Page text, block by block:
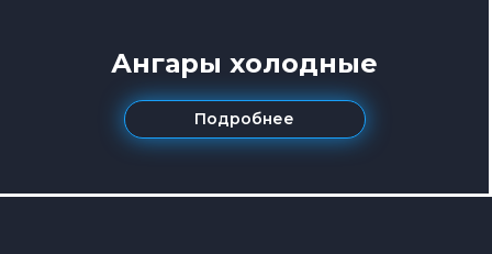
Ангары холодные
Подробнее